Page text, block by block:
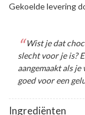
Gekoelde levering
Ingrediënten
Wist je dat
slecht voor je is?
aangemaakt als
goed voor een